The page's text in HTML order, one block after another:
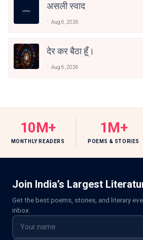
असली स्वाद
Aug 6, 2026
देर कर बैठा हूँ।
Aug 6, 2026
10M+
MONTHLY READERS
1M+
POEMS & STORIES
Join India’s Largest
Get the best poems, stories, and literary
inbox.